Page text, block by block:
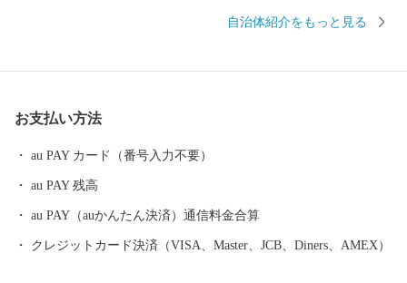
言」をしており、良質な温泉が楽しめます。
自治体紹介をもっと見る
お支払い方法
au PAY カード（番号入力不要）
au PAY 残高
au PAY（auかんたん決済）通信料金合算
クレジットカード決済（VISA、Master、JCB、Diners、AMEX）